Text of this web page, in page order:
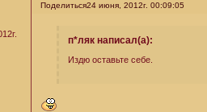
Поделиться24 июня, 2012г. 00:09:05
п*ляк написал(а):
Издю оставьте себе.